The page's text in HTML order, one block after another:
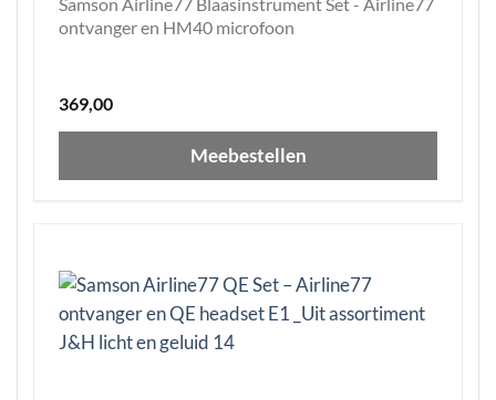
ontvanger en HM40 microfoon
369,00
Meebestellen